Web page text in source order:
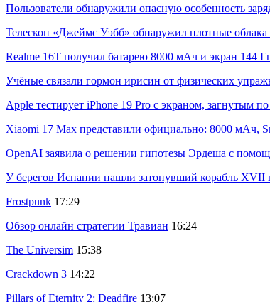
Пользователи обнаружили опасную особенность
Телескоп «Джеймс Уэбб» обнаружил плотные облака
Realme 16T получил батарею 8000 мАч и экран 144
Учёные связали гормон ирисин от физических
Apple тестирует iPhone 19 Pro с экраном, загнутым
Xiaomi 17 Max представили официально: 8000 мАч,
OpenAI заявила о решении гипотезы Эрдеша с
У берегов Испании нашли затонувший корабль XVII
Frostpunk 17:29
Обзор онлайн стратегии Травиан 16:24
The Universim 15:38
Crackdown 3 14:22
Pillars of Eternity 2: Deadfire 13:07